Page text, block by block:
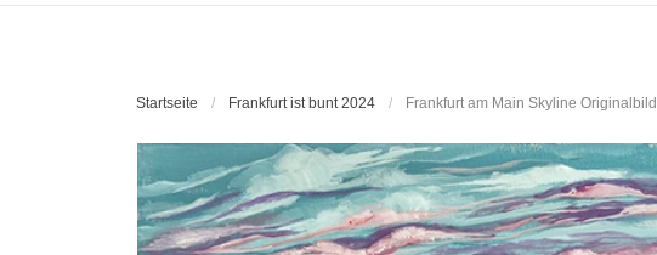
Startseite / Frankfurt ist bunt 2024 / Frankfurt am Main Skyline Originalbild